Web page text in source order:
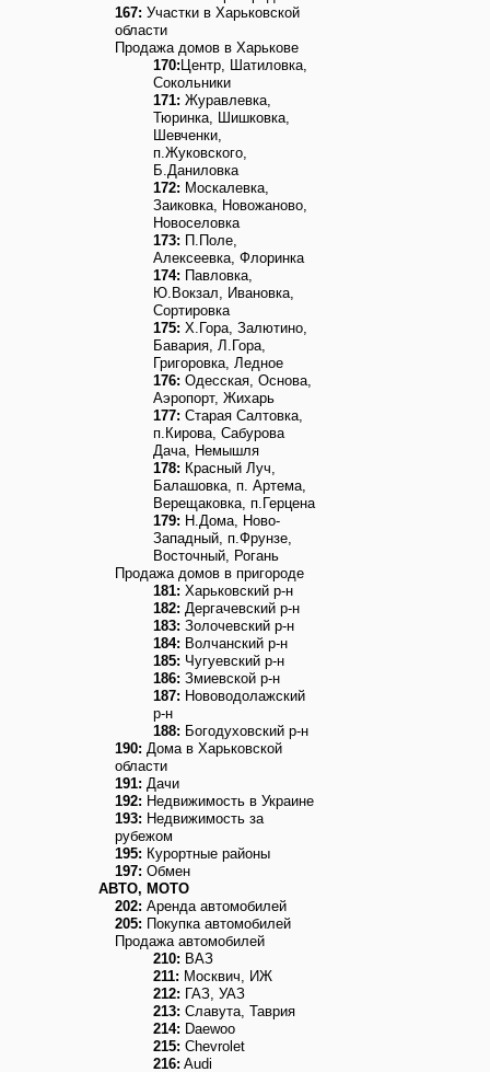
167: Участки в Харьковской
области
Продажа домов в Харькове
170: Центр, Шатиловка,
Сокольники
171: Журавлевка,
Тюринка, Шишковка,
Шевченки,
п.Жуковского,
Б.Даниловка
172: Москалевка,
Заиковка, Новожаново,
Новоселовка
173: П.Поле,
Алексеевка, Флоринка
174: Павловка,
Ю.Вокзал, Ивановка,
Сортировка
175: Х.Гора, Залютино,
Бавария, Л.Гора,
Григоровка, Ледное
176: Одесская, Основа,
Аэропорт, Жихарь
177: Старая Салтовка,
п.Кирова, Сабурова
Дача, Немышля
178: Красный Луч,
Балашовка, п. Артема,
Верещаковка, п.Герцена
179: Н.Дома, Ново-
Западный, п.Фрунзе,
Восточный, Рогань
Продажа домов в пригороде
181: Харьковский р-н
182: Дергачевский р-н
183: Золочевский р-н
184: Волчанский р-н
185: Чугуевский р-н
186: Змиевской р-н
187: Нововодолажский
р-н
188: Богодуховский р-н
190: Дома в Харьковской
области
191: Дачи
192: Недвижимость в Украине
193: Недвижимость за
рубежом
195: Курортные районы
197: Обмен
АВТО, МОТО
202: Аренда автомобилей
205: Покупка автомобилей
Продажа автомобилей
210: ВАЗ
211: Москвич, ИЖ
212: ГАЗ, УАЗ
213: Славута, Таврия
214: Daewoo
215: Chevrolet
216: Audi